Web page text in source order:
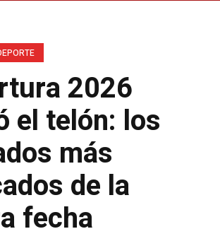
2026
el telón: los
más
de la
fecha